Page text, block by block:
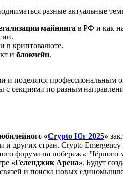
разные актуальные
майнинга в РФ и как
в криптовалюте.
и блокчейн.
и поделятся профессиональным
с секциями по разным
«Crypto Юг 2025»
и других стран. Crypto
форума на побережье
«Геленджик Арена». Будут
и поиска новых